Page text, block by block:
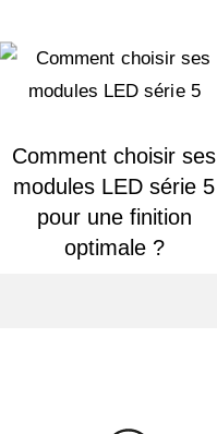
Comment choisir ses
modules LED série 5
pour une finition
optimale ?